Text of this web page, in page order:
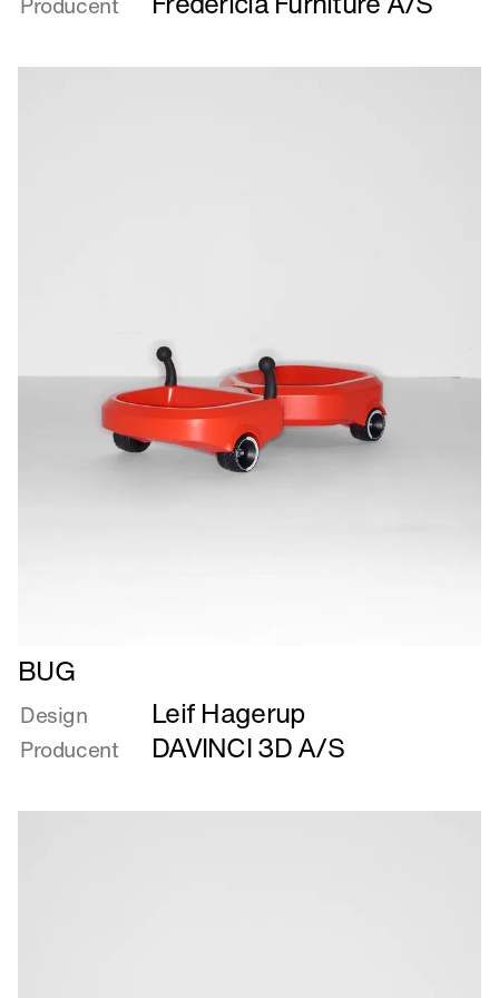
Læs
mere
om
BUG
BUG
Design Leif Hagerup
Producent DAVINCI 3D A/S